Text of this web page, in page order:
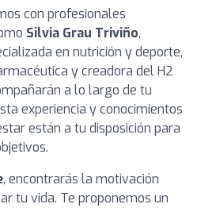
con profesionales
Silvia Grau Triviño,
en nutrición y deporte,
y creadora del H2
a lo largo de tu
experiencia y conocimientos
están a tu disposición para
, encontrarás la motivación
tu vida. Te proponemos un